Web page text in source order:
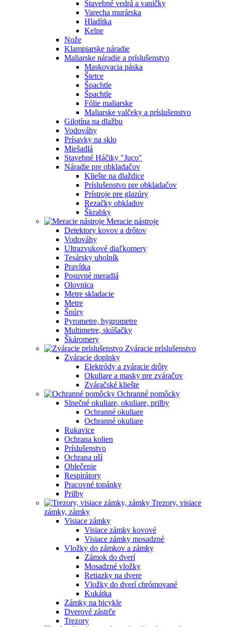
Stavebné vedrá a vaničky
Varecha murárska
Hladítka
Kelne
Nože
Klampiarske náradie
Maliarske náradie a príslušenstvo
Maskovacia páska
Štetce
Špachtle
Špachtle
Fólie maliarske
Maliarske valčeky a príslušenstvo
Gilotína na dlažbu
Vodováhy
Prísavky na sklo
Miešadlá
Stavebné Háčiky "Juco"
Náradie pre obkladačov
Kliešte na dlaždice
Príslušenstvo pre obkladačov
Prístroje pre glazúry
Rezačky obkladov
Škrabky
Meracie nástroje
Detektory kovov a drôtov
Vodováhy
Ultrazvukové diaľkomery
Tesársky uholník
Pravítka
Posuvné meradlá
Olovnica
Metre skladacie
Metre
Šnúry
Pyrometre, hygrometre
Multimetre, skúšačky
Škáromery
Zváracie príslušenstvo
Zváracie doplnky
Elektródy a zváracie drôty
Okuliare a masky pre zváračov
Zváračské kliešte
Ochranné pomôcky
Slnečné okuliare, okuliare, prilby
Ochranné okuliare
Ochranné okuliare
Rukavice
Ochrana kolien
Príslušenstvo
Ochrana uší
Oblečenie
Respirátory
Pracovné topánky
Prilby
Trezory, visiace
zámky, zámky
Visiace zámky
Visiace zámky kovové
Visiace zámky mosadzné
Vložky do zámkov a zámky
Zámok do dverí
Mosadzné vložky
Retiazky na dvere
Vložky do dverí chrómované
Kukátka
Zámky na bicykle
Dverové zástrče
Trezory